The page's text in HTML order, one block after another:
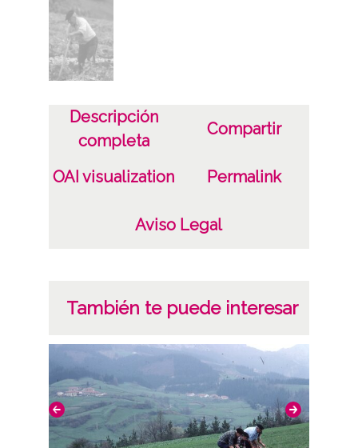
CC BY-NC-SA 4.0
Descripción
completa
Compartir
OAI visualization Permalink
Aviso Legal
También te puede interesar